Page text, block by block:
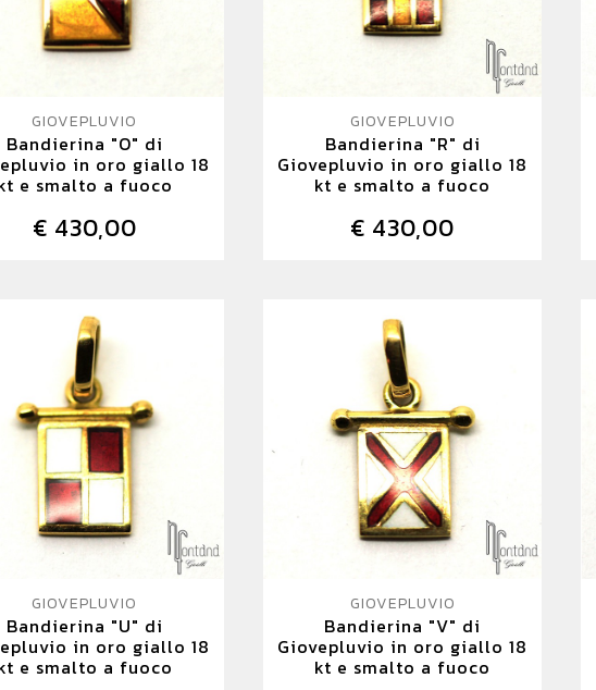
GIOVEPLUVIO
Bandierina "O" di
in oro giallo 18
e smalto a fuoco
€ 430,00
GIOVEPLUVIO
Bandierina "R" di
Giovepluvio in oro giallo 18
kt e smalto a fuoco
€ 430,00
GIOVEPLUVIO
Bandierina "U" di
in oro giallo 18
e smalto a fuoco
GIOVEPLUVIO
Bandierina "V" di
Giovepluvio in oro giallo 18
kt e smalto a fuoco